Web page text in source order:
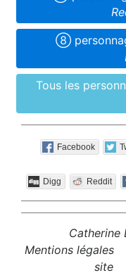
➇
Tous les
Facebook
Digg
Reddit
Catherine
Mentions légales
site